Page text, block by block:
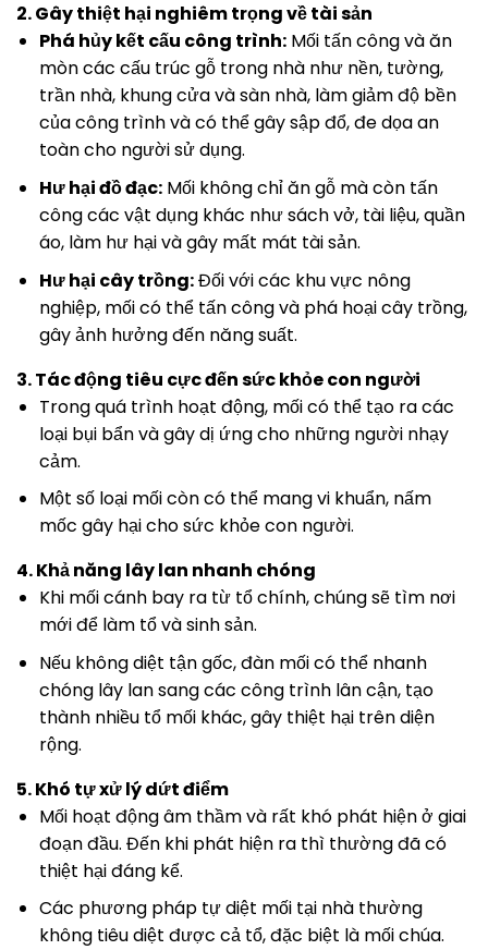
2. Gây thiệt hại nghiêm trọng về tài sản
Phá hủy kết cấu công trình:Mối tấn công và ăn
mòn các cấu trúc gỗ trong nhà như nền, tường,
trần nhà, khung cửa và sàn nhà, làm giảm độ bền
của công trình và có thể gây sập đổ, đe dọa an
toàn cho người sử dụng.
Hư hại đồ đạc:Mối không chỉ ăn gỗ mà còn tấn
công các vật dụng khác như sách vở, tài liệu, quần
áo, làm hư hại và gây mất mát tài sản.
Hư hại cây trồng:Đối với các khu vực nông
nghiệp, mối có thể tấn công và phá hoại cây trồng,
gây ảnh hưởng đến năng suất.
3. Tác động tiêu cực đến sức khỏe con người
Trong quá trình hoạt động, mối có thể tạo ra các
loại bụi bẩn và gây dị ứng cho những người nhạy
cảm.
Một số loại mối còn có thể mang vi khuẩn, nấm
mốc gây hại cho sức khỏe con người.
4. Khả năng lây lan nhanh chóng
Khi mối cánh bay ra từ tổ chính, chúng sẽ tìm nơi
mới để làm tổ và sinh sản.
Nếu không diệt tận gốc, đàn mối có thể nhanh
chóng lây lan sang các công trình lân cận, tạo
thành nhiều tổ mối khác, gây thiệt hại trên diện
rộng.
5. Khó tự xử lý dứt điểm
Mối hoạt động âm thầm và rất khó phát hiện ở giai
đoạn đầu. Đến khi phát hiện ra thì thường đã có
thiệt hại đáng kể.
Các phương pháp tự diệt mối tại nhà thường
không tiêu diệt được cả tổ, đặc biệt là mối chúa.